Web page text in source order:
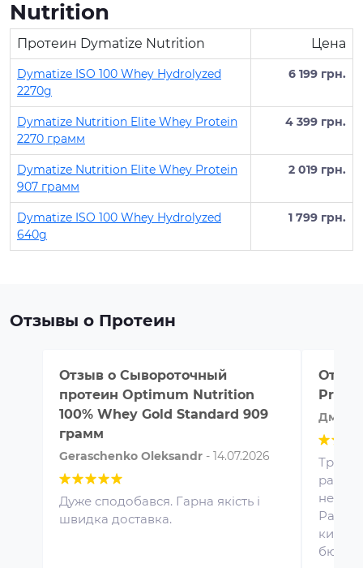
Nutrition
Протеин Dymatize Nutrition Цена
Dymatize ISO 100 Whey Hydrolyzed
2270g
6 199 грн.
Dymatize Nutrition Elite Whey Protein
2270 грамм
4 399 грн.
Dymatize Nutrition Elite Whey Protein
907 грамм
2 019 грн.
Dymatize ISO 100 Whey Hydrolyzed
640g
1 799 грн.
Отзывы о Протеин
Отзыв о Сывороточный
протеин Optimum Nutrition
100% Whey Gold Standard 909
грамм
Geraschenko Oleksandr - 14.07.2026
Дуже сподобався. Гарна якість і
швидка доставка.
не
бюд...